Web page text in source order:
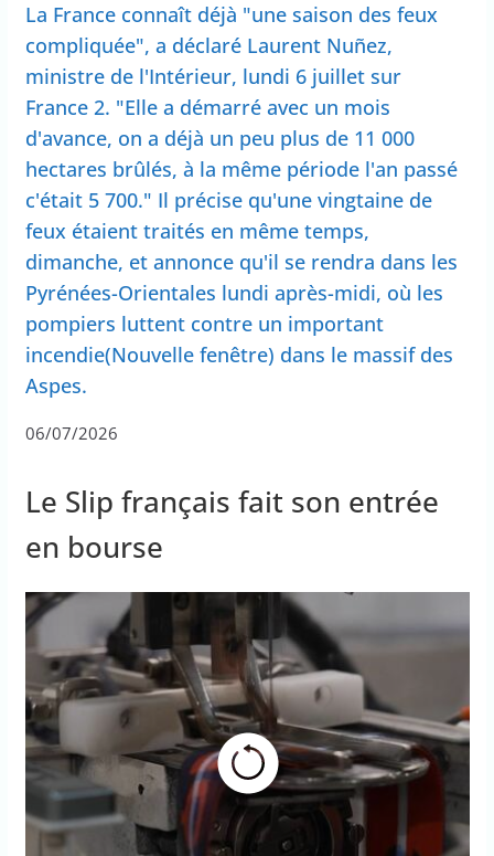
La France connaît déjà "une saison des feux
compliquée", a déclaré Laurent Nuñez,
ministre de l'Intérieur, lundi 6 juillet sur
France 2. "Elle a démarré avec un mois
d'avance, on a déjà un peu plus de 11 000
hectares brûlés, à la même période l'an passé
c'était 5 700." Il précise qu'une vingtaine de
feux étaient traités en même temps,
dimanche, et annonce qu'il se rendra dans les
Pyrénées-Orientales lundi après-midi, où les
pompiers luttent contre un important
incendie(Nouvelle fenêtre) dans le massif des
Aspes.
06/07/2026
Le Slip français fait son entrée
en bourse